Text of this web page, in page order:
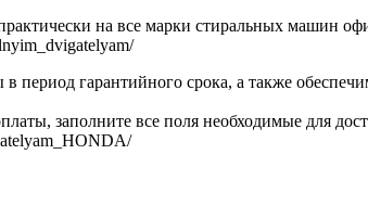
на все марки стиральных машин
период гарантийного срока, а также
заполните все поля необходимые для